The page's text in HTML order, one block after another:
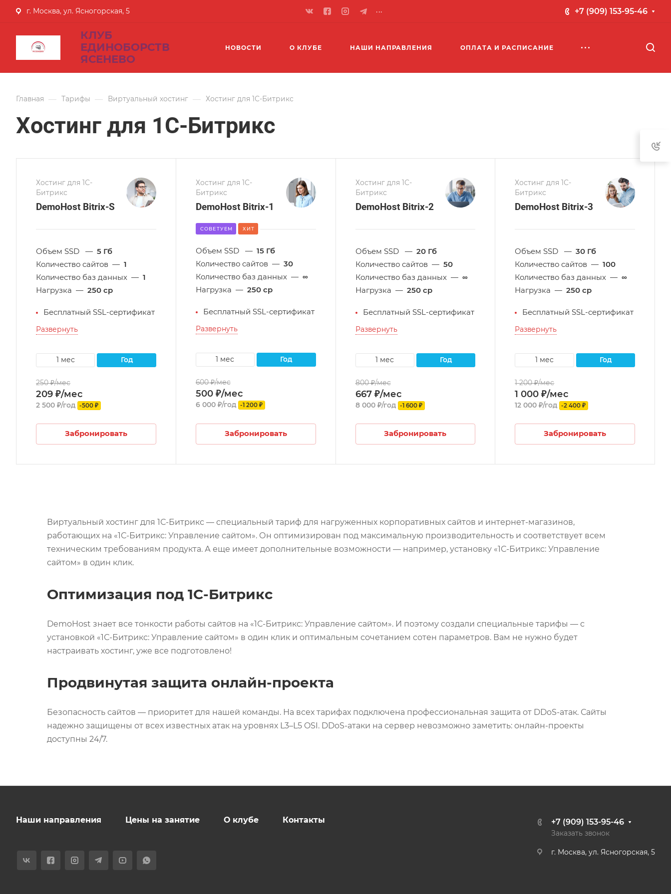
г. Москва, ул. Ясногорская, 5 ... +7 (909) 153-95-46
КЛУБ
ЕДИНОБОРСТВ
ЯСЕНЕВО
НОВОСТИ О КЛУБЕ НАШИ НАПРАВЛЕНИЯ ОПЛАТА И РАСПИСАНИЕ
Главная — Тарифы — Виртуальный хостинг — Хостинг для 1С-Битрикс
Хостинг для 1С-Битрикс
Хостинг для 1С-
Битрикс
DemoHost Bitrix-S
Объем SSD — 5 Гб
Количество сайтов — 1
Количество баз данных — 1
Нагрузка — 250 cp
Бесплатный SSL-сертификат
Развернуть
1 мес год
250 ₽/мес
209 ₽/мес
2 500 ₽/год -500 ₽
Забронировать
Хостинг для 1С-
Битрикс
DemoHost Bitrix-1
CОВЕТУЕМ ХИТ
Объем SSD — 15 Гб
Количество сайтов — 30
Количество баз данных— ∞
Нагрузка — 250 cp
Бесплатный SSL-сертификат
Развернуть
1 мес год
600 ₽/мес
500 ₽/мес
6 000 ₽/год -1 200 ₽
Забронировать
Хостинг для 1С-
Битрикс
DemoHost Bitrix-2
Объем SSD — 20 Гб
Количество сайтов — 50
Количество баз данных— ∞
Нагрузка — 250 cp
Бесплатный SSL-сертификат
Развернуть
1 мес год
800 ₽/мес
667 ₽/мес
8 000 ₽/год -1 600 ₽
Забронировать
Хостинг для 1С-
Битрикс
DemoHost Bitrix-3
Объем SSD —30 Гб
Количество сайтов —100
Количество баз данных —∞
Нагрузка —250 cp
Бесплатный SSL-сертификат
Развернуть
1 мес год
1 200 ₽/мес
1 000 ₽/мес
12 000 ₽/год -2 400 ₽
Забронировать
Виртуальный хостинг для 1С-Битрикс — специальный тариф для нагруженных корпоративных сайтов и интернет-магазинов,
работающих на «1С-Битрикс: Управление сайтом». Он оптимизирован под максимальную производительность и соответствует всем
техническим требованиям продукта. А еще имеет дополнительные возможности — например, установку «1С-Битрикс: Управление
сайтом» в один клик.
Оптимизация под 1С-Битрикс
DemoHost знает все тонкости работы сайтов на «1С-Битрикс: Управление сайтом». И поэтому создали специальные тарифы — с
установкой «1С-Битрикс: Управление сайтом» в один клик и оптимальным сочетанием сотен параметров. Вам не нужно будет
настраивать хостинг, уже все подготовлено!
Продвинутая защита онлайн-проекта
Безопасность сайтов — приоритет для нашей команды. На всех тарифах подключена профессиональная защита от DDoS-атак. Сайты
надежно защищены от всех известных атак на уровнях L3–L5 OSI. DDoS-атаки на сервер невозможно заметить: онлайн-проекты
доступны 24/7.
Наши направления Цены на занятие О клубе Контакты +7 (909) 153-95-46
Заказать звонок
г. Москва, ул. Ясногорская, 5